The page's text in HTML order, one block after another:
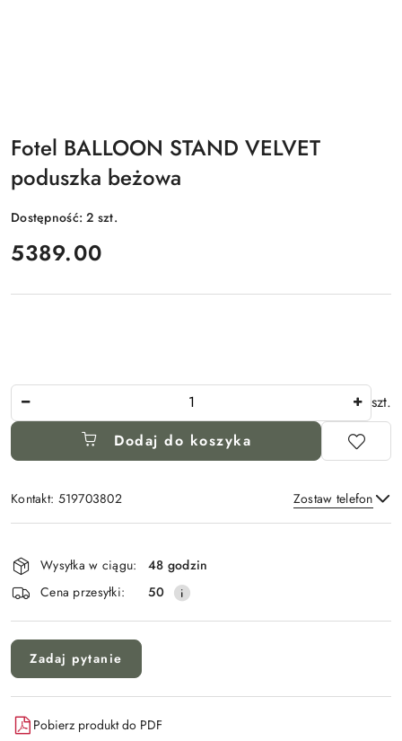
Fotel BALLOON STAND VELVET
poduszka beżowa
Dostępność:2 szt.
cena:
5389.00
szt.
Dodaj do koszyka
Kontakt: 519703802 Zostaw telefon
i
dostawa
Wysyłka w ciągu:
48 godzin
Cena przesyłki:
50
Zadaj pytanie
Pobierz produkt do PDF